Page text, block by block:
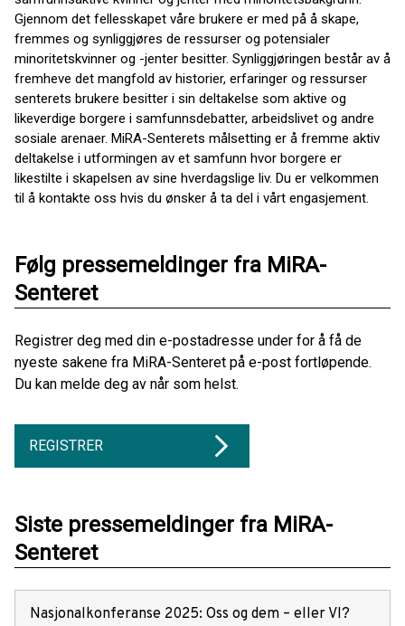
Gjennom det fellesskapet våre brukere er med på å skape,
fremmes og synliggjøres de ressurser og potensialer
minoritetskvinner og -jenter besitter. Synliggjøringen består av å
fremheve det mangfold av historier, erfaringer og ressurser
senterets brukere besitter i sin deltakelse som aktive og
likeverdige borgere i samfunnsdebatter, arbeidslivet og andre
sosiale arenaer. MiRA-Senterets målsetting er å fremme aktiv
deltakelse i utformingen av et samfunn hvor borgere er
likestilte i skapelsen av sine hverdagslige liv. Du er velkommen
til å kontakte oss hvis du ønsker å ta del i vårt engasjement.
Følg pressemeldinger fra MiRA-
Senteret
Registrer deg med din e-postadresse under for å få de
nyeste sakene fra MiRA-Senteret på e-post fortløpende.
Du kan melde deg av når som helst.
REGISTRER
Siste pressemeldinger fra MiRA-
Senteret
Nasjonalkonferanse 2025: Oss og dem – eller VI?